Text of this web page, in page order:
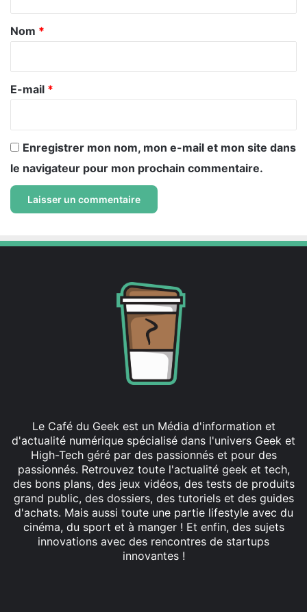
a
e
Nom *
E-mail *
Enregistrer mon nom, mon e-mail et mon site dans
le navigateur pour mon prochain commentaire.
Le Café du Geek est un Média d'information et
d'actualité numérique spécialisé dans l'univers Geek et
High-Tech géré par des passionnés et pour des
passionnés. Retrouvez toute l'actualité geek et tech,
des bons plans, des jeux vidéos, des tests de produits
grand public, des dossiers, des tutoriels et des guides
d'achats. Mais aussi toute une partie lifestyle avec du
cinéma, du sport et à manger ! Et enfin, des sujets
innovations avec des rencontres de startups
innovantes !